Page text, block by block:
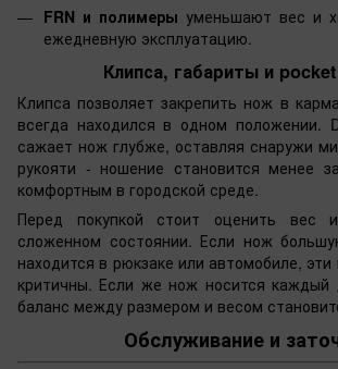
FRN и полимеры уменьшают вес и
ежедневную эксплуатацию.
Клипса, габариты и
Клипса позволяет закрепить нож в
всегда находился в одном положении.
сажает нож глубже, оставляя снаружи
рукояти - ношение становится менее
комфортным в городской среде.
Перед покупкой стоит оценить
сложенном состоянии. Если нож
находится в рюкзаке или автомобиле,
критичны. Если же нож носится каждый
баланс между размером и весом
Обслуживание и